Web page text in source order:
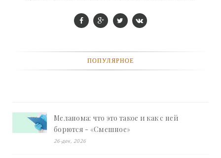
ПОПУЛЯРНОЕ
Меланома: что это такое и как с ней
борются - «Смешное»
26-дек, 2026